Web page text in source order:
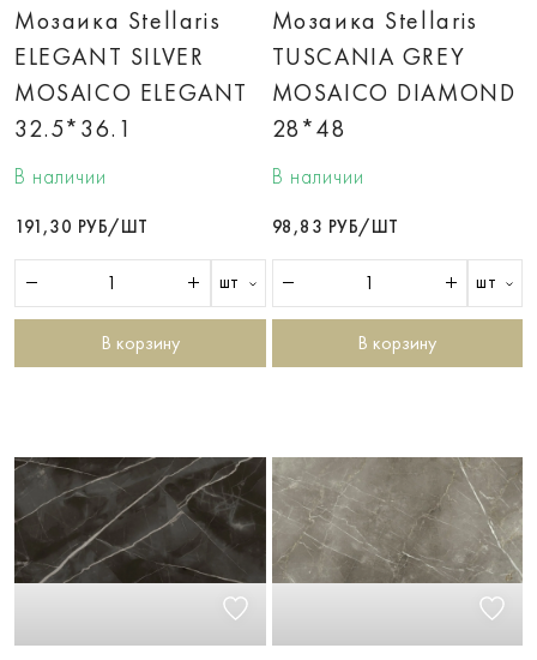
Мозаика Stellaris
ELEGANT SILVER
MOSAICO ELEGANT
32.5*36.1
В наличии
191,30 РУБ/ШТ
шт
В корзину
Мозаика Stellaris
TUSCANIA GREY
MOSAICO DIAMOND
28*48
В наличии
98,83 РУБ/ШТ
шт
В корзину